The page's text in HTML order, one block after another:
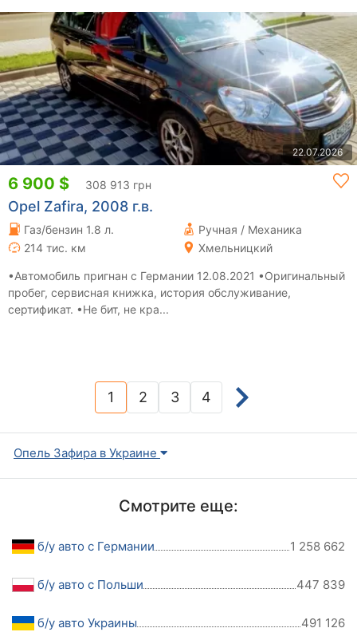
22.07.2026
6 900 $ 308 913 грн
Opel Zafira, 2008 г.в.
Газ/бензин 1.8 л.
Ручная / Механика
214 тис. км
Хмельницкий
•Автомобиль пригнан с Германии 12.08.2021 •Оригинальный
пробег, сервисная книжка, история обслуживание,
сертификат. •Не бит, не кра...
1(current)
2 3 4
Опель Зафира в Украине
Смотрите еще:
б/у авто с Германии 1 258 662
б/у авто с Польши 447 839
б/у авто Украины 491 126